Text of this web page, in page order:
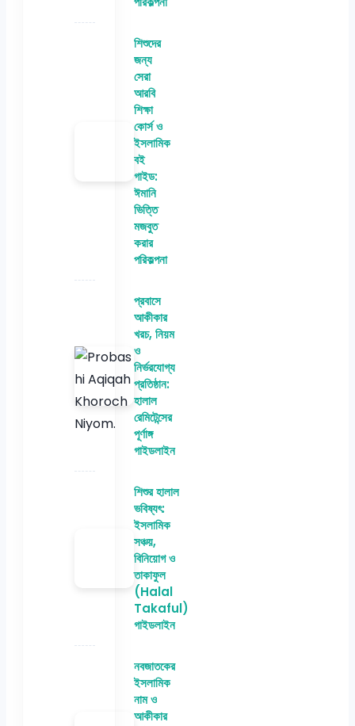
শিশুদের
জন্য
সেরা
আরবি
শিক্ষা
কোর্স ও
ইসলামিক
বই
গাইড:
ঈমানি
ভিত্তি
মজবুত
করার
পরিকল্পনা
প্রবাসে
আকীকার
খরচ, নিয়ম
ও
নির্ভরযোগ্য
প্রতিষ্ঠান:
হালাল
রেমিটেন্সের
পূর্ণাঙ্গ
গাইডলাইন
শিশুর হালাল
ভবিষ্যৎ:
ইসলামিক
সঞ্চয়,
বিনিয়োগ ও
তাকাফুল
(Halal
Takaful)
গাইডলাইন
নবজাতকের
ইসলামিক
নাম ও
আকীকার